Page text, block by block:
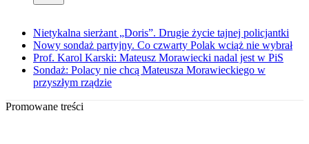
Nietykalna sierżant „Doris”. Drugie życie tajnej policjantki
Nowy sondaż partyjny. Co czwarty Polak wciąż nie wybrał
Prof. Karol Karski: Mateusz Morawiecki nadal jest w PiS
Sondaż: Polacy nie chcą Mateusza Morawieckiego w
przyszłym rządzie
Promowane treści